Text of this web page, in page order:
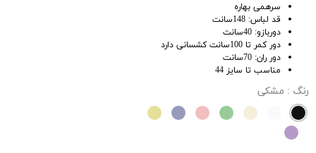
سرهمی بهاره
قد لباس: 148سانت
دوربازو: 40سانت
دور کمر تا 100سانت کشسانی دارد
دور ران: 70سانت
مناسب تا سایز 44
رنگ : مشکی